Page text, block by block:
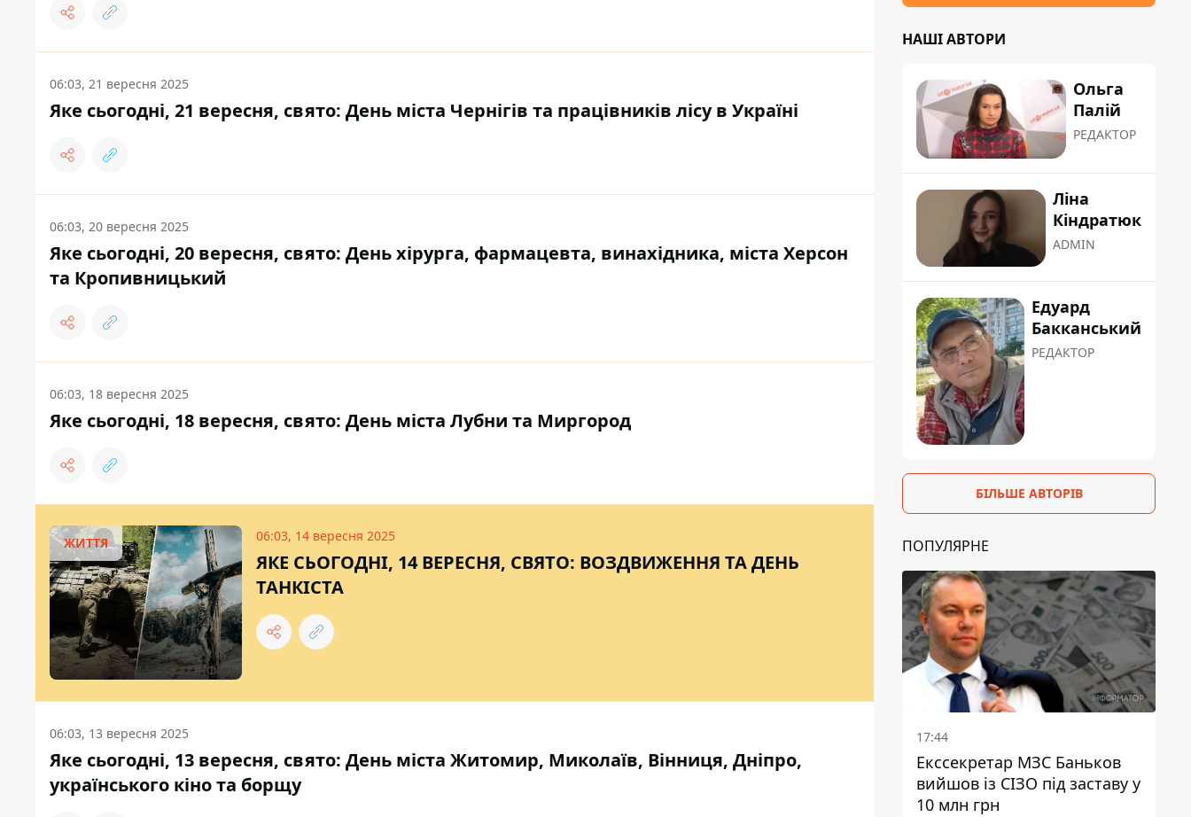
06:03, 21 вересня 2025
Яке сьогодні, 21 вересня, свято: День міста Чернігів та працівників лісу в Україні
06:03, 20 вересня 2025
Яке сьогодні, 20 вересня, свято: День хірурга, фармацевта, винахідника, міста Херсон
та Кропивницький
06:03, 18 вересня 2025
Яке сьогодні, 18 вересня, свято: День міста Лубни та Миргород
ЖИТТЯ 06:03, 14 вересня 2025
ЯКЕ СЬОГОДНІ, 14 ВЕРЕСНЯ, СВЯТО: ВОЗДВИЖЕННЯ ТА ДЕНЬ
ТАНКІСТА
06:03, 13 вересня 2025
Яке сьогодні, 13 вересня, свято: День міста Житомир, Миколаїв, Вінниця, Дніпро,
українського кіно та борщу
НАШІ АВТОРИ
Ольга
Палій
РЕДАКТОР
Ліна
Кіндратюк
ADMIN
Едуард
Бакканський
РЕДАКТОР
БІЛЬШЕ АВТОРІВ
ПОПУЛЯРНЕ
17:44
Екссекретар МЗС Баньков
вийшов із СІЗО під заставу у
10 млн грн